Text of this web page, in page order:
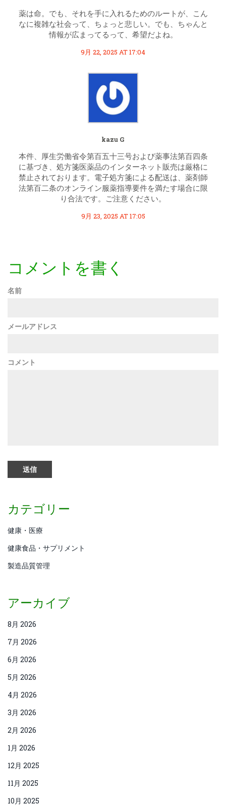
薬は命。でも、それを手に入れるためのルートが、こん
なに複雑な社会って、ちょっと悲しい。でも、ちゃんと
情報が広まってるって、希望だよね。
9月 22, 2025 AT 17:04
kazu G
本件、厚生労働省令第百五十三号および薬事法第百四条
に基づき、処方箋医薬品のインターネット販売は厳格に
禁止されております。電子処方箋による配送は、薬剤師
法第百二条のオンライン服薬指導要件を満たす場合に限
り合法です。ご注意ください。
9月 23, 2025 AT 17:05
コメントを書く
名前
メールアドレス
コメント
カテゴリー
健康・医療
健康食品・サプリメント
製造品質管理
アーカイブ
8月 2026
7月 2026
6月 2026
5月 2026
4月 2026
3月 2026
2月 2026
1月 2026
12月 2025
11月 2025
10月 2025